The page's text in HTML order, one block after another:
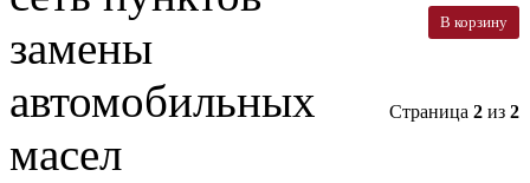
В корзину
Страница 2 из 2
замены
автомобильных
масел